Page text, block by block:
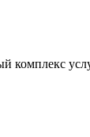
комплекс